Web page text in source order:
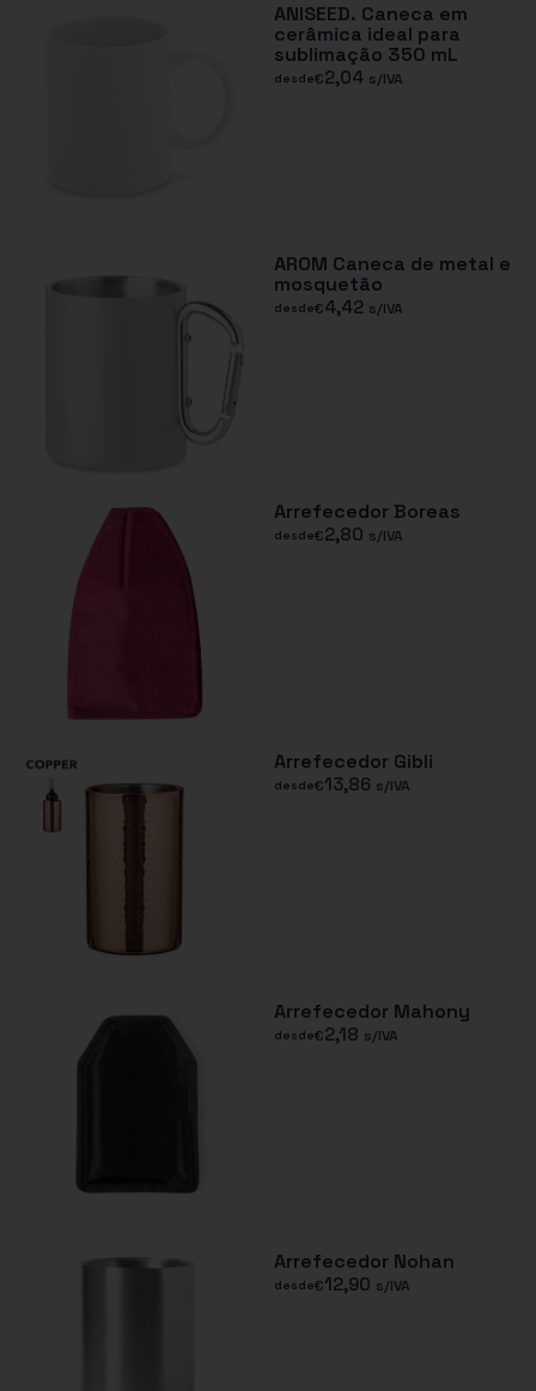
ANISEED. Caneca em
cerâmica ideal para
sublimação 350 mL
desde€2,04 s/IVA
AROM Caneca de metal e
mosquetão
desde€4,42 s/IVA
Arrefecedor Boreas
desde€2,80 s/IVA
Arrefecedor Gibli
desde€13,86 s/IVA
Arrefecedor Mahony
desde€2,18 s/IVA
Arrefecedor Nohan
desde€12,90 s/IVA